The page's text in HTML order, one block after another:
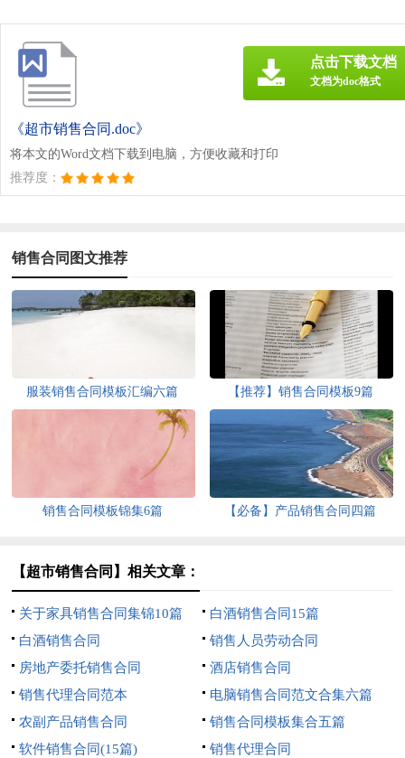
《超市销售合同.doc》
将本文的Word文档下载到电脑，方便收藏和打印
推荐度：
点击下载文档
文档为doc格式
销售合同图文推荐
服装销售合同模板汇编六篇 【推荐】销售合同模板9篇
销售合同模板锦集6篇 【必备】产品销售合同四篇
【超市销售合同】相关文章：
关于家具销售合同集锦10篇
白酒销售合同15篇
白酒销售合同
销售人员劳动合同
房地产委托销售合同
酒店销售合同
销售代理合同范本
电脑销售合同范文合集六篇
农副产品销售合同
销售合同模板集合五篇
软件销售合同(15篇)
销售代理合同